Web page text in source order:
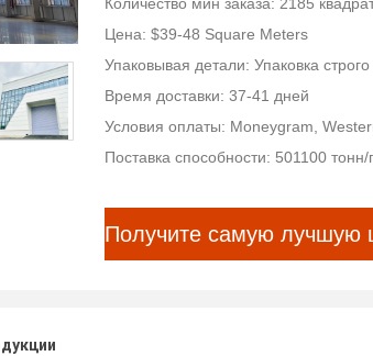
Количество мин заказа: 2185
Цена: $39-48 Square Meters
Упаковывая детали: Упаковка
Время доставки: 37-41 дней
Условия оплаты: Moneygram,
Поставка способности: 501100 тонн/
Получите самую лучшую